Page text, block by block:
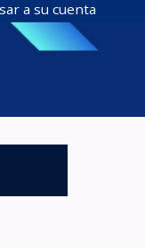
a su cuenta